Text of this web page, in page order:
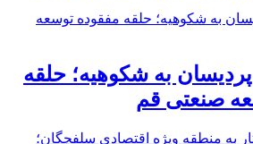
به شکوهیه؛ حلقه
صنعتی قم